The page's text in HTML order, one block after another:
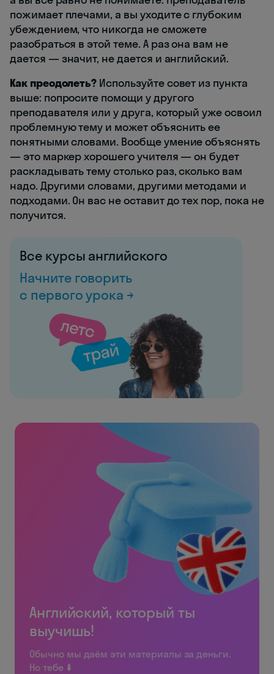
пожимает плечами, а вы уходите с глубоким
убеждением, что никогда не сможете
разобраться в этой теме. А раз она вам не
дается — значит, не дается и английский.
Как преодолеть? Используйте совет из пункта
выше: попросите помощи у другого
преподавателя или у друга, который уже освоил
проблемную тему и может объяснить ее
понятными словами. Вообще умение объяснять
— это маркер хорошего учителя — он будет
раскладывать тему столько раз, сколько вам
надо. Другими словами, другими методами и
подходами. Он вас не оставит до тех пор, пока не
получится.
Все курсы английского
Начните говорить
с первого урока →
Английский, который ты
выучишь!
Обычно мы даём эти материалы за деньги.
Но тебе ⬇️